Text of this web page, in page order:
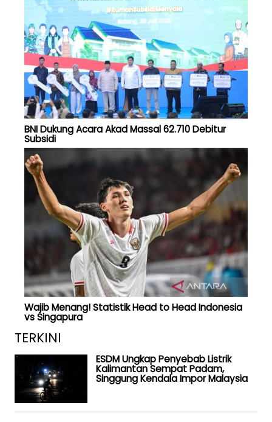
BNI Dukung Acara Akad Massal 62.710 Debitur
Subsidi
Wajib Menang! Statistik Head to Head Indonesia
vs Singapura
TERKINI
ESDM Ungkap Penyebab Listrik
Kalimantan Sempat Padam,
Singgung Kendala Impor Malaysia